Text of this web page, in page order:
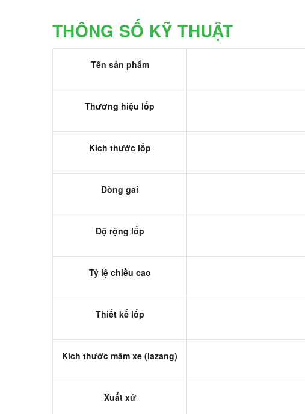
THÔNG SỐ KỸ THUẬT
Tên sản phẩm
Thương hiệu lốp
Kích thước lốp
Dòng gai
Độ rộng lốp
Tỷ lệ chiều cao
Thiết kế lốp
Kích thước mâm xe (lazang)
Xuất xứ